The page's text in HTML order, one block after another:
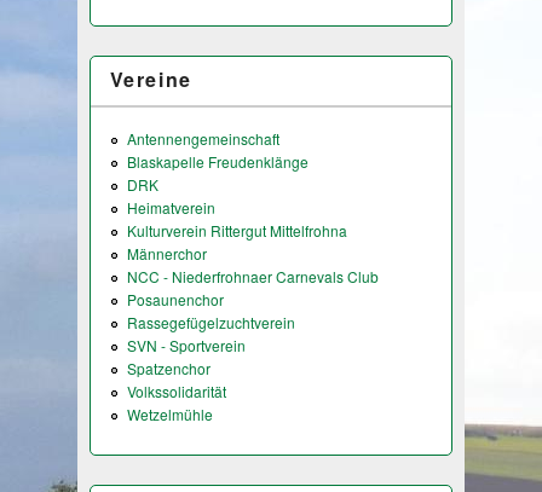
Vereine
Antennengemeinschaft
Blaskapelle Freudenklänge
DRK
Heimatverein
Kulturverein Rittergut Mittelfrohna
Männerchor
NCC - Niederfrohnaer Carnevals Club
Posaunenchor
Rassegefügelzuchtverein
SVN - Sportverein
Spatzenchor
Volkssolidarität
Wetzelmühle